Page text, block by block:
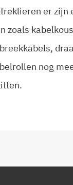
er zijn
zoals
nog